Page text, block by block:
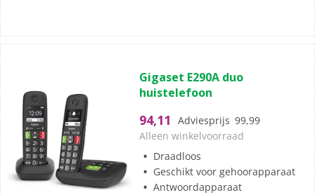
van
de
sterren.
Gigaset E290A duo
huistelefoon
94,11 Adviesprijs 99,99
Alleen winkelvoorraad
Draadloos
Geschikt voor gehoorapparaat
Antwoordapparaat